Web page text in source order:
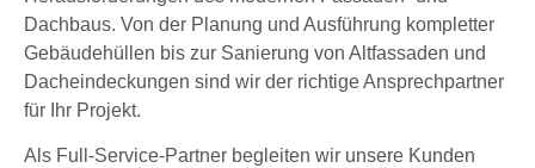
Dachbaus. Von der Planung und Ausführung kompletter
Gebäudehüllen bis zur Sanierung von Altfassaden und
Dacheindeckungen sind wir der richtige Ansprechpartner
für Ihr Projekt.
Als Full-Service-Partner begleiten wir unsere Kunden